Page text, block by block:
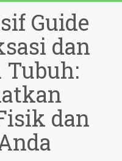
Guide
dan
Tubuh:
dan